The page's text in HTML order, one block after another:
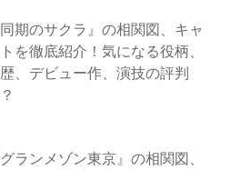
同期のサクラ』の相関図、キャ
を徹底紹介！気になる役柄、
、デビュー作、演技の評判
グランメゾン東京』の相関図、